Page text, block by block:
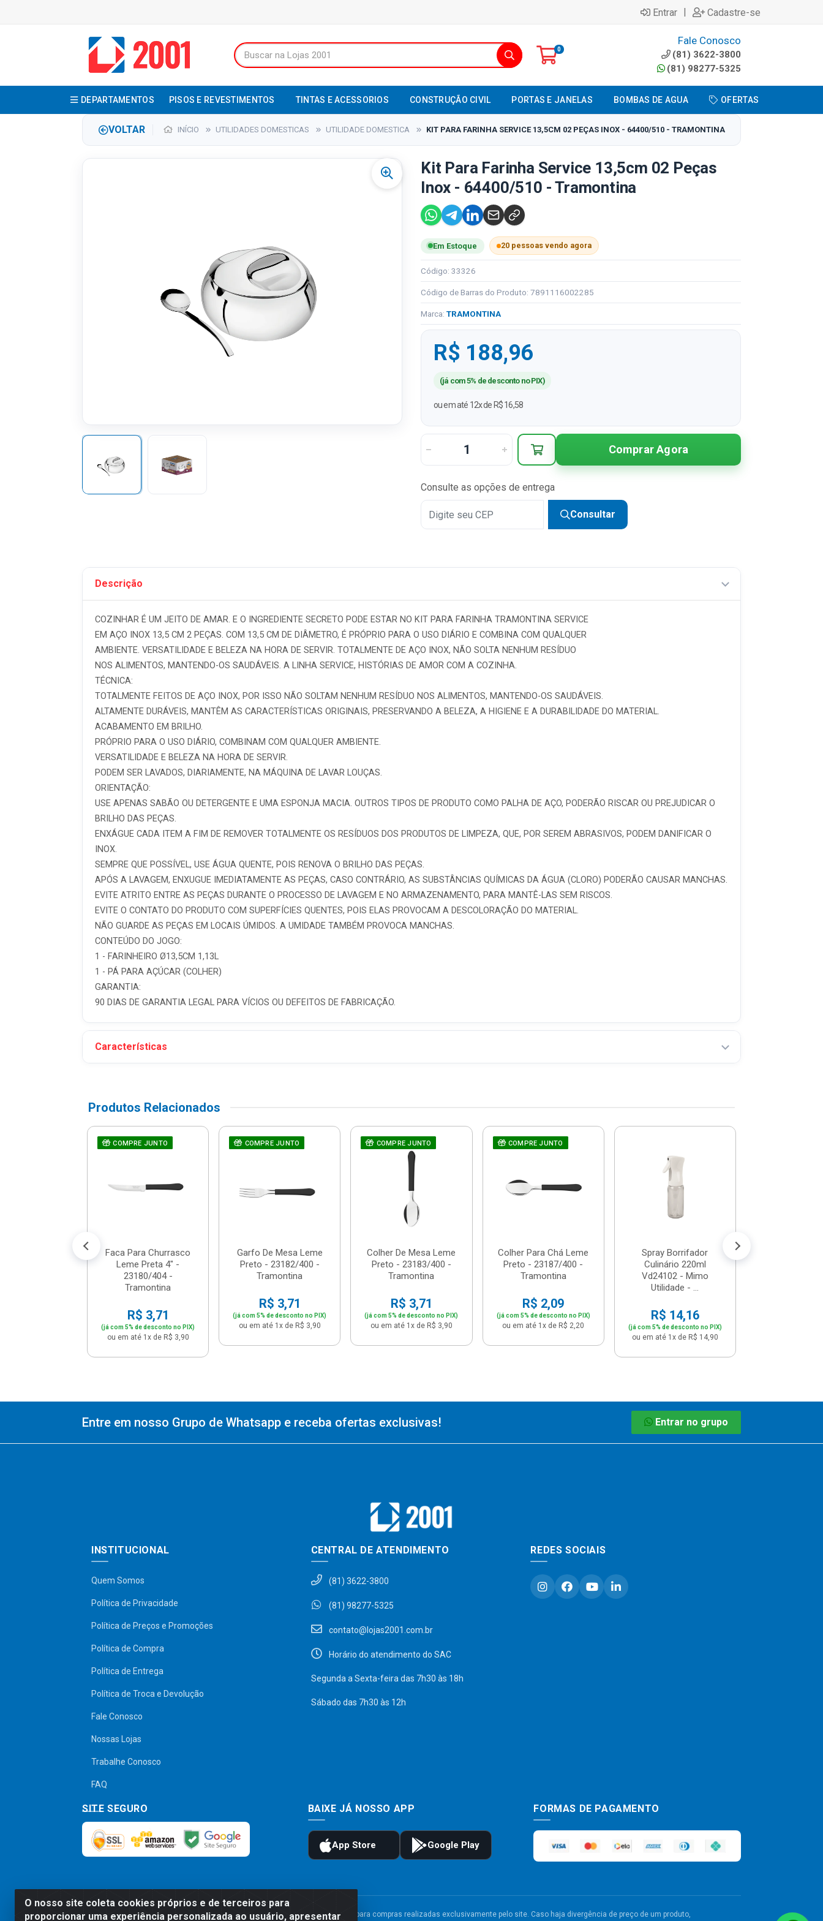
Entrar | Cadastre-se
0
Fale Conosco
(81) 3622-3800
(81) 98277-5325
DEPARTAMENTOS PISOS E REVESTIMENTOS TINTAS E ACESSORIOS CONSTRUÇÃO CIVIL PORTAS E JANELAS BOMBAS DE AGUA OFERTAS
VOLTAR INÍCIO UTILIDADES DOMESTICAS UTILIDADE DOMESTICA KIT PARA FARINHA SERVICE 13,5CM 02 PEÇAS INOX - 64400/510 - TRAMONTINA
Kit Para Farinha Service 13,5cm 02 Peças
Inox - 64400/510 - Tramontina
Em Estoque 20 pessoas vendo agora
Código: 33326
Código de Barras do Produto: 7891116002285
Marca: TRAMONTINA
R$ 188,96
(já com 5% de desconto no PIX)
ou em até 12x de R$ 16,58
Comprar Agora
Consulte as opções de entrega
Consultar
Descrição
COZINHAR É UM JEITO DE AMAR. E O INGREDIENTE SECRETO PODE ESTAR NO KIT PARA FARINHA TRAMONTINA SERVICE
EM AÇO INOX 13,5 CM 2 PEÇAS. COM 13,5 CM DE DIÂMETRO, É PRÓPRIO PARA O USO DIÁRIO E COMBINA COM QUALQUER
AMBIENTE. VERSATILIDADE E BELEZA NA HORA DE SERVIR. TOTALMENTE DE AÇO INOX, NÃO SOLTA NENHUM RESÍDUO
NOS ALIMENTOS, MANTENDO-OS SAUDÁVEIS. A LINHA SERVICE, HISTÓRIAS DE AMOR COM A COZINHA.
TÉCNICA:
TOTALMENTE FEITOS DE AÇO INOX, POR ISSO NÃO SOLTAM NENHUM RESÍDUO NOS ALIMENTOS, MANTENDO-OS SAUDÁVEIS.
ALTAMENTE DURÁVEIS, MANTÊM AS CARACTERÍSTICAS ORIGINAIS, PRESERVANDO A BELEZA, A HIGIENE E A DURABILIDADE DO MATERIAL.
ACABAMENTO EM BRILHO.
PRÓPRIO PARA O USO DIÁRIO, COMBINAM COM QUALQUER AMBIENTE.
VERSATILIDADE E BELEZA NA HORA DE SERVIR.
PODEM SER LAVADOS, DIARIAMENTE, NA MÁQUINA DE LAVAR LOUÇAS.
ORIENTAÇÃO:
USE APENAS SABÃO OU DETERGENTE E UMA ESPONJA MACIA. OUTROS TIPOS DE PRODUTO COMO PALHA DE AÇO, PODERÃO RISCAR OU PREJUDICAR O
BRILHO DAS PEÇAS.
ENXÁGUE CADA ITEM A FIM DE REMOVER TOTALMENTE OS RESÍDUOS DOS PRODUTOS DE LIMPEZA, QUE, POR SEREM ABRASIVOS, PODEM DANIFICAR O
INOX.
SEMPRE QUE POSSÍVEL, USE ÁGUA QUENTE, POIS RENOVA O BRILHO DAS PEÇAS.
APÓS A LAVAGEM, ENXUGUE IMEDIATAMENTE AS PEÇAS, CASO CONTRÁRIO, AS SUBSTÂNCIAS QUÍMICAS DA ÁGUA (CLORO) PODERÃO CAUSAR MANCHAS.
EVITE ATRITO ENTRE AS PEÇAS DURANTE O PROCESSO DE LAVAGEM E NO ARMAZENAMENTO, PARA MANTÊ-LAS SEM RISCOS.
EVITE O CONTATO DO PRODUTO COM SUPERFÍCIES QUENTES, POIS ELAS PROVOCAM A DESCOLORAÇÃO DO MATERIAL.
NÃO GUARDE AS PEÇAS EM LOCAIS ÚMIDOS. A UMIDADE TAMBÉM PROVOCA MANCHAS.
CONTEÚDO DO JOGO:
1 - FARINHEIRO Ø13,5CM 1,13L
1 - PÁ PARA AÇÚCAR (COLHER)
GARANTIA:
90 DIAS DE GARANTIA LEGAL PARA VÍCIOS OU DEFEITOS DE FABRICAÇÃO.
Características
Produtos Relacionados
COMPRE JUNTO
Faca Para Churrasco
Leme Preta 4" -
23180/404 -
Tramontina
R$ 3,71
(já com 5% de desconto no PIX)
ou em até 1x de R$ 3,90
COMPRE JUNTO
Garfo De Mesa Leme
Preto - 23182/400 -
Tramontina
R$ 3,71
(já com 5% de desconto no PIX)
ou em até 1x de R$ 3,90
COMPRE JUNTO
Colher De Mesa Leme
Preto - 23183/400 -
Tramontina
R$ 3,71
(já com 5% de desconto no PIX)
ou em até 1x de R$ 3,90
COMPRE JUNTO
Colher Para Chá Leme
Preto - 23187/400 -
Tramontina
R$ 2,09
(já com 5% de desconto no PIX)
ou em até 1x de R$ 2,20
Spray Borrifador
Culinário 220ml
Vd24102 - Mimo
Utilidade - ...
R$ 14,16
(já com 5% de desconto no PIX)
ou em até 1x de R$ 14,90
O nosso site coleta cookies próprios e de terceiros para
proporcionar uma experiência personalizada ao usuário, apresentar
Entre em nosso Grupo de Whatsapp e receba ofertas exclusivas! Entrar no grupo
INSTITUCIONAL
Quem Somos
Política de Privacidade
Política de Preços e Promoções
Política de Compra
Política de Entrega
Política de Troca e Devolução
Fale Conosco
Nossas Lojas
Trabalhe Conosco
FAQ
CENTRAL DE ATENDIMENTO
(81) 3622-3800
(81) 98277-5325
contato@lojas2001.com.br
Horário do atendimento do SAC
Segunda a Sexta-feira das 7h30 às 18h
Sábado das 7h30 às 12h
REDES SOCIAIS
SITE SEGURO BAIXE JÁ NOSSO APP FORMAS DE PAGAMENTO
Preços, promoções, condições de pagamento e frete são válidos para compras realizadas exclusivamente pelo site. Caso haja divergência de preço de um produto,